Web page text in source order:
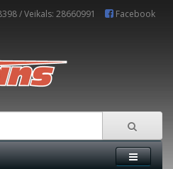
/ Veikals: 28660991 Facebook